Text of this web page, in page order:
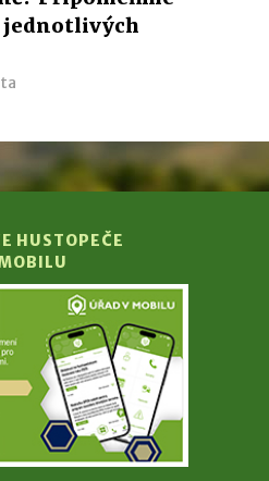
jednotlivých
HUSTOPEČE